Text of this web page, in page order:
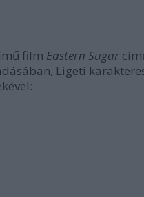
film Eastern Sugar
Ligeti